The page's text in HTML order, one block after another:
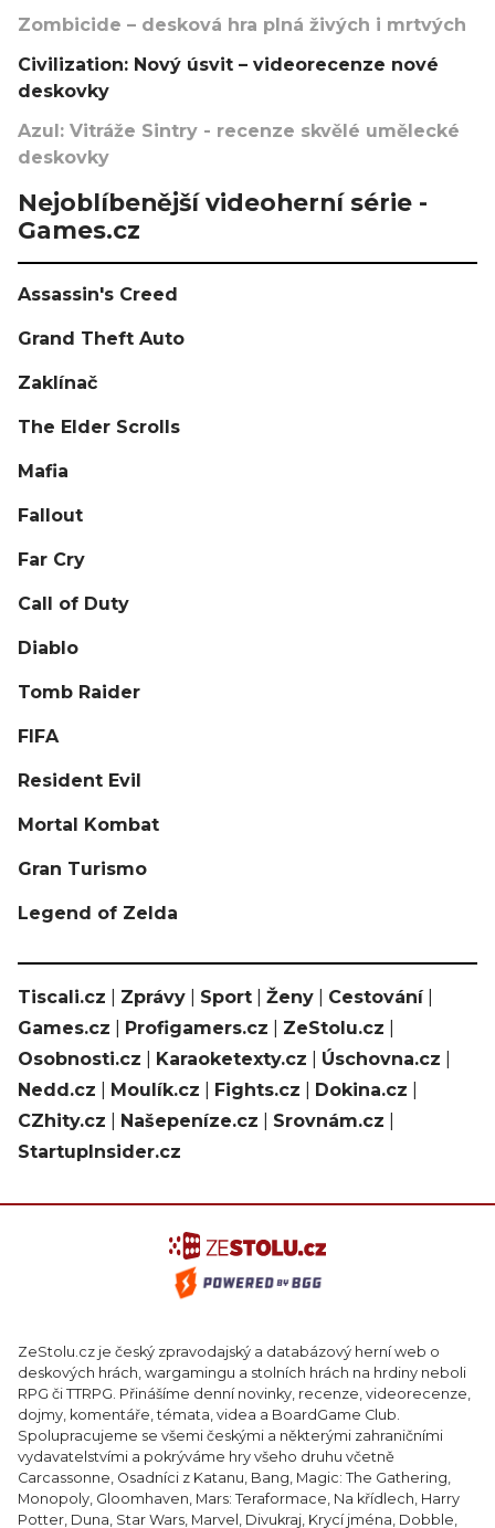
Zombicide – desková hra plná živých i mrtvých
Civilization: Nový úsvit – videorecenze nové
deskovky
Azul: Vitráže Sintry - recenze skvělé umělecké
deskovky
Nejoblíbenější videoherní série -
Games.cz
Assassin's Creed
Grand Theft Auto
Zaklínač
The Elder Scrolls
Mafia
Fallout
Far Cry
Call of Duty
Diablo
Tomb Raider
FIFA
Resident Evil
Mortal Kombat
Gran Turismo
Legend of Zelda
Tiscali.cz Zprávy Sport Ženy Cestování|
Games.cz
Profigamers.cz ZeStolu.cz
Osobnosti.cz
Karaoketexty.cz Úschovna.cz
Nedd.cz
Moulík.cz Fights.cz Dokina.cz
CZhity.cz
Našepeníze.cz Srovnám.cz
StartupInsider.cz
ZeStolu.cz je český zpravodajský a databázový herní web o
deskových hrách, wargamingu a stolních hrách na hrdiny neboli
RPG či TTRPG. Přinášíme denní novinky, recenze, videorecenze,
dojmy, komentáře, témata, videa a BoardGame Club.
Spolupracujeme se všemi českými a některými zahraničními
vydavatelstvími a pokrýváme hry všeho druhu včetně
Carcassonne, Osadníci z Katanu, Bang, Magic: The Gathering,
Monopoly, Gloomhaven, Mars: Teraformace, Na křídlech, Harry
Potter, Duna, Star Wars, Marvel, Divukraj, Krycí jména, Dobble,